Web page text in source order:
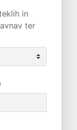
in
ter